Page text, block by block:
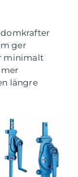
domkrafter
ger
minimalt
längre